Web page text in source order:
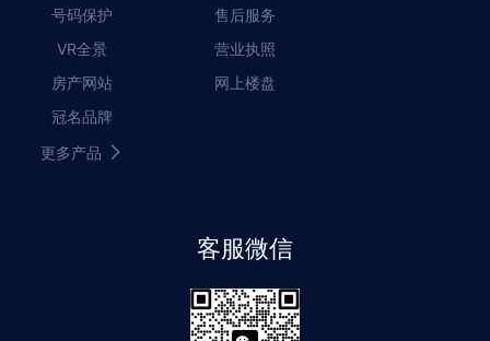
号码保护
VR全景
房产网站
冠名品牌
更多产品
售后服务
营业执照
网上楼盘
客服微信